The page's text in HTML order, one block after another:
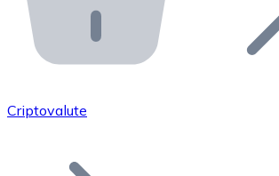
API Bitnovo
Integra la nostra API nel tuo
Unisciti alla nostra rete di
Aggiungi il token del tuo progetto
Criptovalute